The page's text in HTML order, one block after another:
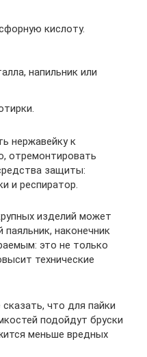
кислоту.
напильник или
нержавейку к
отремонтировать
защиты:
и респиратор.
изделий может
наконечник
это не только
технические
что для пайки
подойдут бруски
меньше вредных